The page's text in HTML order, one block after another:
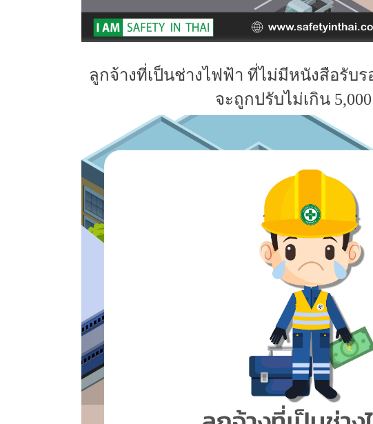
ลูกจ้างที่เป็นช่างไฟฟ้า ที่ไม่มีหนังสือรับ
จะถูกปรับไม่เกิน 5,